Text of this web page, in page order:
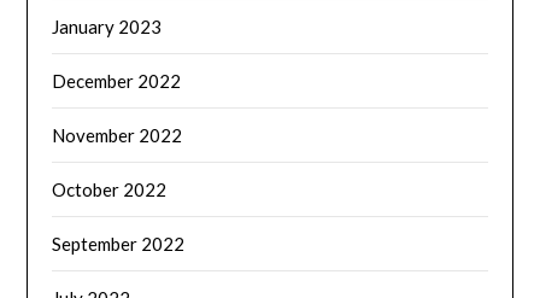
January 2023
December 2022
November 2022
October 2022
September 2022